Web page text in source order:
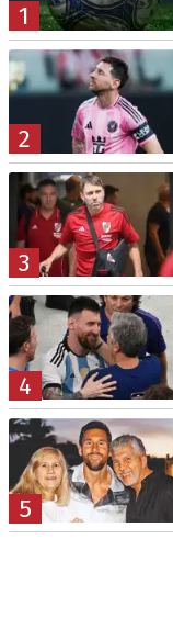
1
2
3
4
5